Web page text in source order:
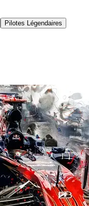
Pilotes Légendaires